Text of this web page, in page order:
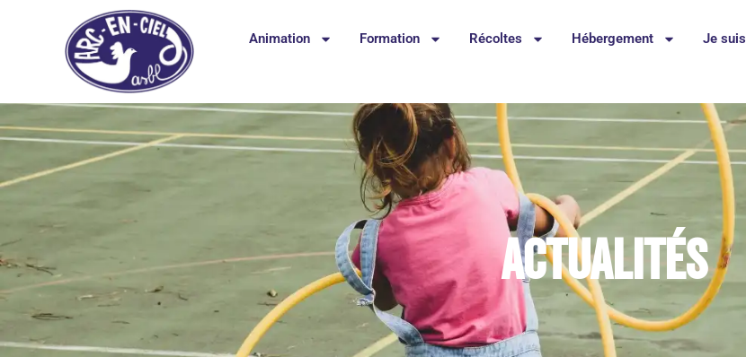
Animation Formation Récoltes Hébergement Je suis
Actualités